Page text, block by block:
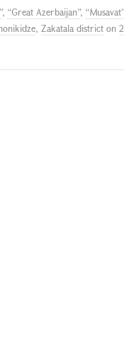
, “Great Azerbaijan”, “Musavat”
, Zakatala district on